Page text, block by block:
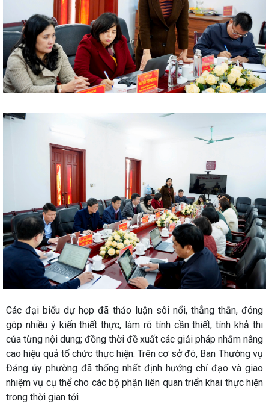
Các đại biểu dự họp đã thảo luận sôi nổi, thẳng thắn, đóng
góp nhiều ý kiến thiết thực, làm rõ tính cần thiết, tính khả thi
của từng nội dung; đồng thời đề xuất các giải pháp nhằm nâng
cao hiệu quả tổ chức thực hiện. Trên cơ sở đó, Ban Thường vụ
Đảng ủy phường đã thống nhất định hướng chỉ đạo và giao
nhiệm vụ cụ thể cho các bộ phận liên quan triển khai thực hiện
trong thời gian tới